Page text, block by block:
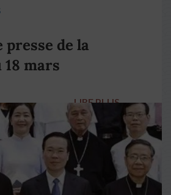
presse de la
18 mars
LIRE PLUS →